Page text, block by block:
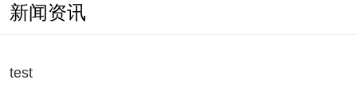
讯需要，常常会出现以下问题：（1）无可靠的报等多种保障手
新闻资讯
test